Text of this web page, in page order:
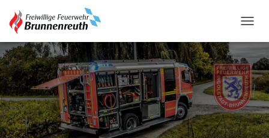
A
I
G
A
T
I
O
N